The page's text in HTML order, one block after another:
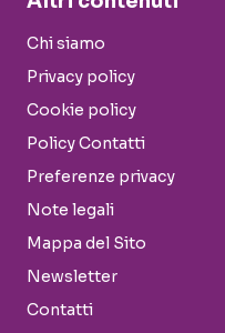
Chi siamo
Privacy policy
Cookie policy
Policy Contatti
Preferenze privacy
Note legali
Mappa del Sito
Newsletter
Contatti